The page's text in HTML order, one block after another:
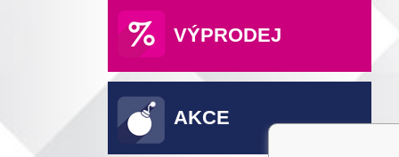
VÝPRODEJ
AKCE